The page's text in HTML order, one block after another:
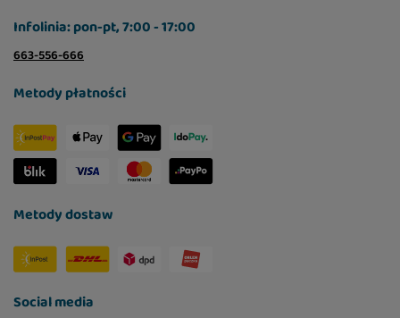
Infolinia: pon-pt, 7:00 - 17:00
663-556-666
Metody płatności
Metody dostaw
Social media